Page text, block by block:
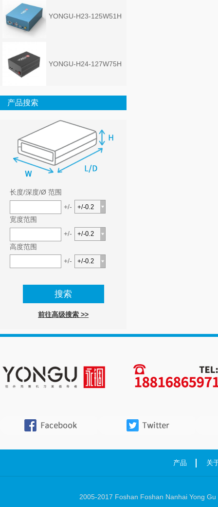
YONGU-H23-125W51H
YONGU-H24-127W75H
产品搜索
长度/深度/Ø 范围
+/-
宽度范围
+/-
高度范围
+/-
前往高级搜索 >>
产品 关
2005-2017 Foshan Foshan Nanhai Yong